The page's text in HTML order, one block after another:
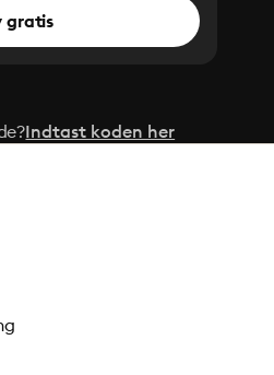
gratis
Indtast koden her